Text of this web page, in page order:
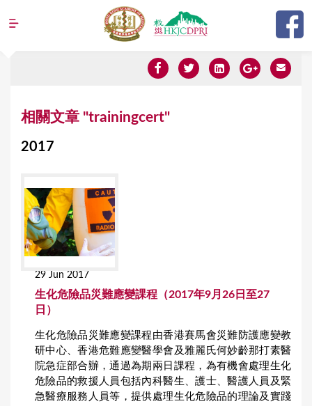
Jump to navigation
相關文章 "trainingcert"
2017
29 Jun 2017
生化危險品災難應變課程（2017年9月26日至27
日）
生化危險品災難應變課程由香港賽馬會災難防護應變教
研中心、香港危難應變醫學會及雅麗氏何妙齡那打素醫
院急症部合辦，通過為期兩日課程，為有機會處理生化
危險品的救援人員包括內科醫生、護士、醫護人員及緊
急醫療服務人員等，提供處理生化危險品的理論及實踐